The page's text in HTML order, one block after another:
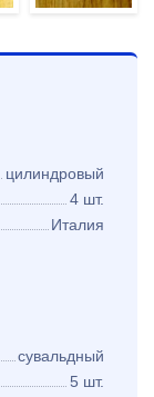
цилиндровый
4 шт.
Италия
сувальдный
5 шт.